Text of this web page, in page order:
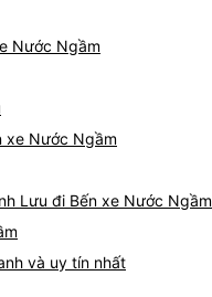
Nước Ngầm
xe Nước Ngầm
Lưu đi Bến xe Nước Ngầm
và uy tín nhất